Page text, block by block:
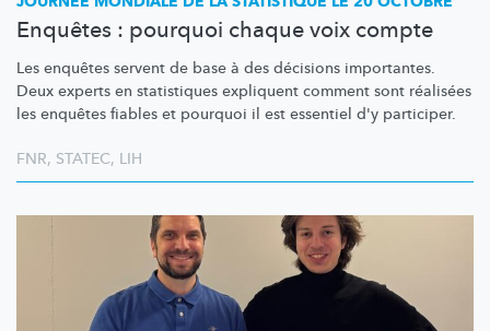
Enquêtes : pourquoi chaque voix compte
Les enquêtes servent de base à des décisions importantes.
Deux experts en statistiques expliquent comment sont réalisées
les enquêtes fiables et pourquoi il est essentiel d'y participer.
FNR, STATEC, LIH